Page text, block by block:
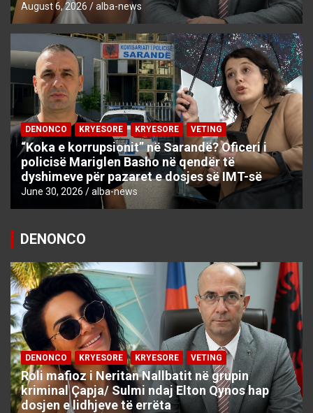
August 6, 2026 alba-news
DENONCO KRYESORE KRYESORE VETING
“Koka e korrupsionit” në Sarandë? Oficeri i
policisë Mariglen Basho në qendër të
dyshimeve për pazaret e dosjes së IMT-së
June 30, 2026 alba-news
DENONCO
DENONCO KRYESORE KRYESORE VETING
Roli mafioz i Neritan Nallbatit në grupin
kriminal Çapja/ Sulmi ndaj Elton Qynos hap
dosjen e lidhjeve të errëta